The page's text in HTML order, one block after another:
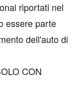
riportati nel
essere parte
dell'auto di
CON